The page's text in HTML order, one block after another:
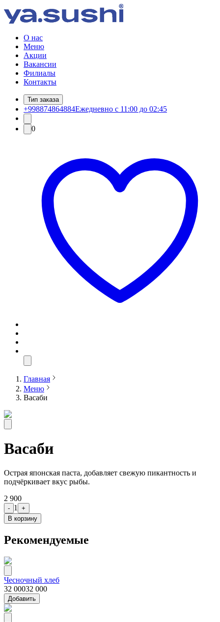
О нас
Меню
Акции
Вакансии
Филиалы
Контакты
Тип заказа
+998874864884Ежедневно с 11:00 до 02:45
0
Главная
Меню
Васаби
Васаби
Острая японская паста, добавляет свежую пикантность и
подчёркивает вкус рыбы.
2 900
- 1
+
В корзину
Рекомендуемые
Чесночный хлеб
32 00032 000
Добавить